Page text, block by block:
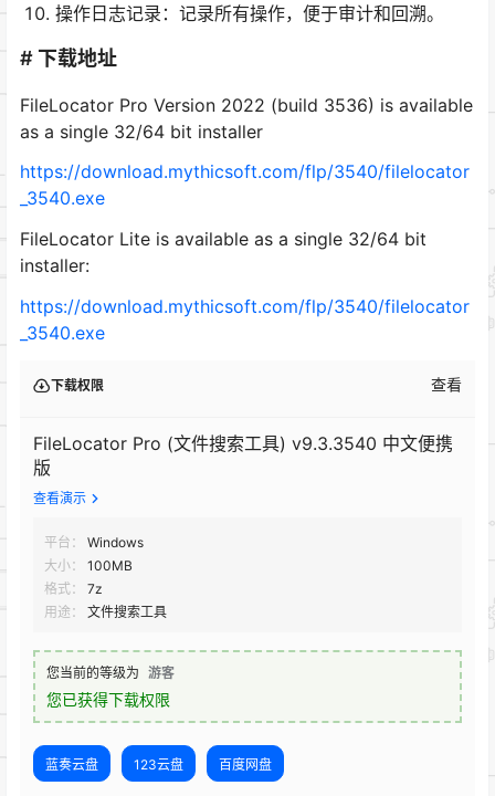
操作日志记录：记录所有操作，便于审计和回溯。
# 下载地址
FileLocator Pro Version 2022 (build 3536) is available
as a single 32/64 bit installer
https://download.mythicsoft.com/flp/3540/filelocator
_3540.exe
FileLocator Lite is available as a single 32/64 bit
installer:
https://download.mythicsoft.com/flp/3540/filelocator
_3540.exe
下载权限 查看
FileLocator Pro (文件搜索工具) v9.3.3540 中文便携
版
查看演示
平台：
Windows
大小：
100MB
格式：
7z
用途：
文件搜索工具
您当前的等级为 游客
您已获得下载权限
蓝奏云盘 123云盘 百度网盘